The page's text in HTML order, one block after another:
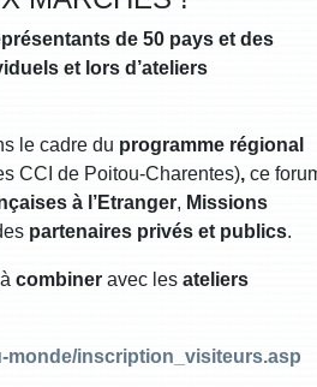
de 50 pays et des
et lors d’ateliers
le cadre du programme régional
CCI de Poitou-Charentes), ce
à l’Etranger, Missions
partenaires privés et publics.
combiner avec les ateliers
monde/inscription_visiteurs.asp